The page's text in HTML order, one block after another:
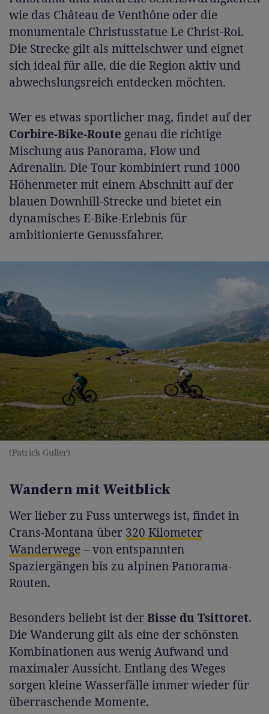
wie das Château de Venthône oder die
monumentale Christusstatue Le Christ-Roi.
Die Strecke gilt als mittelschwer und eignet
sich ideal für alle, die die Region aktiv und
abwechslungsreich entdecken möchten.
Wer es etwas sportlicher mag, findet auf der
Corbire-Bike-Route genau die richtige
Mischung aus Panorama, Flow und
Adrenalin. Die Tour kombiniert rund 1000
Höhenmeter mit einem Abschnitt auf der
blauen Downhill-Strecke und bietet ein
dynamisches E-Bike-Erlebnis für
ambitionierte Genussfahrer.
(Patrick Guller)
Wandern mit Weitblick
Wer lieber zu Fuss unterwegs ist, findet in
Crans-Montana über 320 Kilometer
Wanderwege– von entspannten
Spaziergängen bis zu alpinen Panorama-
Routen.
Besonders beliebt ist derBisse du Tsittoret.
Die Wanderung gilt als eine der schönsten
Kombinationen aus wenig Aufwand und
maximaler Aussicht. Entlang des Weges
sorgen kleine Wasserfälle immer wieder für
überraschende Momente.